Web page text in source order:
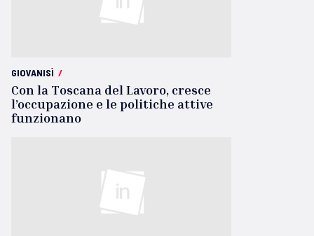
GIOVANISÌ /
Con la Toscana del Lavoro, cresce
l’occupazione e le politiche attive
funzionano